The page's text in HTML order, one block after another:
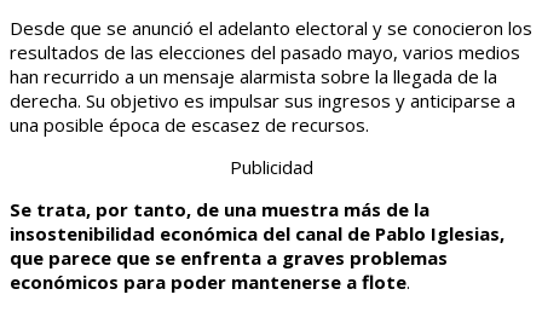
Desde que se anunció el adelanto electoral y se conocieron los
resultados de las elecciones del pasado mayo, varios medios
han recurrido a un mensaje alarmista sobre la llegada de la
derecha. Su objetivo es impulsar sus ingresos y anticiparse a
una posible época de escasez de recursos.
Publicidad
Se trata, por tanto, de una muestra más de la
insostenibilidad económica del canal de Pablo Iglesias,
que parece que se enfrenta a graves problemas
económicos para poder mantenerse a flote.